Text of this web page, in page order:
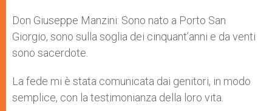
Don Giuseppe Manzini: Sono nato a Porto San
Giorgio, sono sulla soglia dei cinquant’anni e da venti
sono sacerdote.
La fede mi è stata comunicata dai genitori, in modo
semplice, con la testimonianza della loro vita.